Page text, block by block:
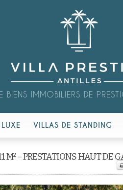
BIENS IMMOBILIERS DE
VILLAS DE STANDING
M² – PRESTATIONS HAUT DE